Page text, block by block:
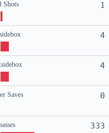
Shots 1
4
4
Saves 0
333